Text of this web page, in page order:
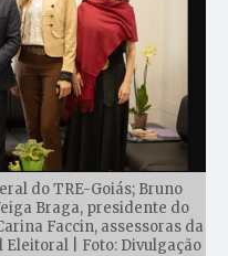
do TRE-Goiás; Bruno
Braga, presidente do
Faccin, assessoras da
| Foto: Divulgação